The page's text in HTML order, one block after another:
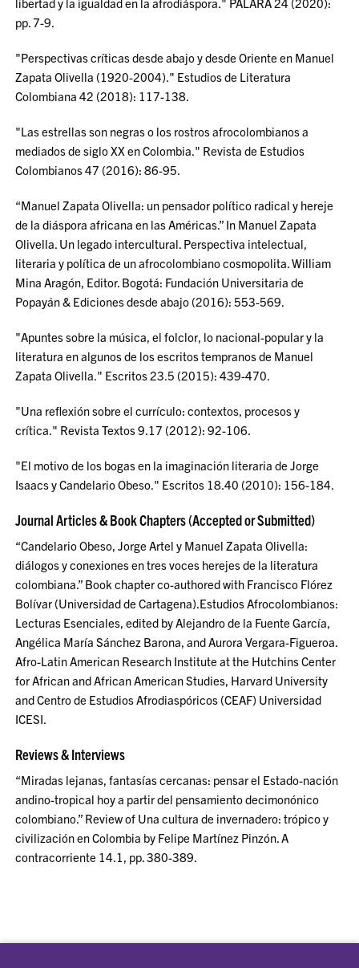
pp. 7-9.
"Perspectivas críticas desde abajo y desde Oriente en Manuel
Zapata Olivella (1920-2004)." Estudios de Literatura
Colombiana 42 (2018): 117-138.
"Las estrellas son negras o los rostros afrocolombianos a
mediados de siglo XX en Colombia." Revista de Estudios
Colombianos 47 (2016): 86-95.
“Manuel Zapata Olivella: un pensador político radical y hereje
de la diáspora africana en las Américas.” In Manuel Zapata
Olivella. Un legado intercultural. Perspectiva intelectual,
literaria y política de un afrocolombiano cosmopolita. William
Mina Aragón, Editor. Bogotá: Fundación Universitaria de
Popayán & Ediciones desde abajo (2016): 553-569.
"Apuntes sobre la música, el folclor, lo nacional-popular y la
literatura en algunos de los escritos tempranos de Manuel
Zapata Olivella." Escritos 23.5 (2015): 439-470.
"Una reflexión sobre el currículo: contextos, procesos y
crítica." Revista Textos 9.17 (2012): 92-106.
"El motivo de los bogas en la imaginación literaria de Jorge
Isaacs y Candelario Obeso." Escritos 18.40 (2010): 156-184.
Journal Articles & Book Chapters (Accepted or Submitted)
“Candelario Obeso, Jorge Artel y Manuel Zapata Olivella:
diálogos y conexiones en tres voces herejes de la literatura
colombiana.” Book chapter co-authored with Francisco Flórez
Bolívar (Universidad de Cartagena).Estudios Afrocolombianos:
Lecturas Esenciales, edited by Alejandro de la Fuente García,
Angélica María Sánchez Barona, and Aurora Vergara-Figueroa.
Afro-Latin American Research Institute at the Hutchins Center
for African and African American Studies, Harvard University
and Centro de Estudios Afrodiaspóricos (CEAF) Universidad
ICESI.
Reviews & Interviews
“Miradas lejanas, fantasías cercanas: pensar el Estado-nación
andino-tropical hoy a partir del pensamiento decimonónico
colombiano.” Review of Una cultura de invernadero: trópico y
civilización en Colombia by Felipe Martínez Pinzón. A
contracorriente 14.1, pp. 380-389.